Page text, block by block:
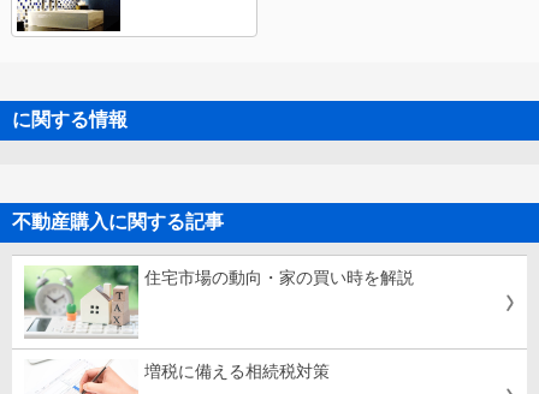
に関する情報
不動産購入に関する記事
住宅市場の動向・家の買い時を解説
増税に備える相続税対策